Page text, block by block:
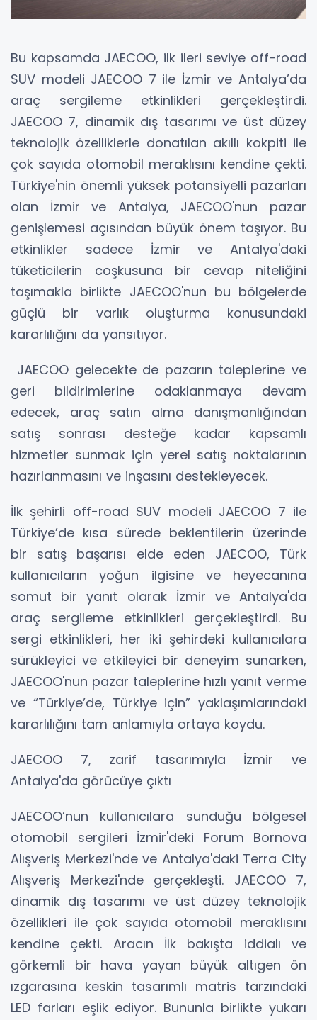
Bu kapsamda JAECOO, ilk ileri seviye off-road
SUV modeli JAECOO 7 ile İzmir ve Antalya’da
araç sergileme etkinlikleri gerçekleştirdi.
JAECOO 7, dinamik dış tasarımı ve üst düzey
teknolojik özelliklerle donatılan akıllı kokpiti ile
çok sayıda otomobil meraklısını kendine çekti.
Türkiye'nin önemli yüksek potansiyelli pazarları
olan İzmir ve Antalya, JAECOO'nun pazar
genişlemesi açısından büyük önem taşıyor. Bu
etkinlikler sadece İzmir ve Antalya'daki
tüketicilerin coşkusuna bir cevap niteliğini
taşımakla birlikte JAECOO'nun bu bölgelerde
güçlü bir varlık oluşturma konusundaki
kararlılığını da yansıtıyor.
JAECOO gelecekte de pazarın taleplerine ve
geri bildirimlerine odaklanmaya devam
edecek, araç satın alma danışmanlığından
satış sonrası desteğe kadar kapsamlı
hizmetler sunmak için yerel satış noktalarının
hazırlanmasını ve inşasını destekleyecek.
İlk şehirli off-road SUV modeli JAECOO 7 ile
Türkiye’de kısa sürede beklentilerin üzerinde
bir satış başarısı elde eden JAECOO, Türk
kullanıcıların yoğun ilgisine ve heyecanına
somut bir yanıt olarak İzmir ve Antalya'da
araç sergileme etkinlikleri gerçekleştirdi. Bu
sergi etkinlikleri, her iki şehirdeki kullanıcılara
sürükleyici ve etkileyici bir deneyim sunarken,
JAECOO'nun pazar taleplerine hızlı yanıt verme
ve “Türkiye’de, Türkiye için” yaklaşımlarındaki
kararlılığını tam anlamıyla ortaya koydu.
JAECOO 7, zarif tasarımıyla İzmir ve
Antalya'da görücüye çıktı
JAECOO’nun kullanıcılara sunduğu bölgesel
otomobil sergileri İzmir'deki Forum Bornova
Alışveriş Merkezi'nde ve Antalya'daki Terra City
Alışveriş Merkezi'nde gerçekleşti. JAECOO 7,
dinamik dış tasarımı ve üst düzey teknolojik
özellikleri ile çok sayıda otomobil meraklısını
kendine çekti. Aracın İlk bakışta iddialı ve
görkemli bir hava yayan büyük altıgen ön
ızgarasına keskin tasarımlı matris tarzındaki
LED farları eşlik ediyor. Bununla birlikte yukarı